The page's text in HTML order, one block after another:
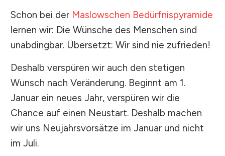
Schon bei der Maslowschen Bedürfnispyramide
lernen wir: Die Wünsche des Menschen sind
unabdingbar. Übersetzt: Wir sind nie zufrieden!
Deshalb verspüren wir auch den stetigen
Wunsch nach Veränderung. Beginnt am 1.
Januar ein neues Jahr, verspüren wir die
Chance auf einen Neustart. Deshalb machen
wir uns Neujahrsvorsätze im Januar und nicht
im Juli.